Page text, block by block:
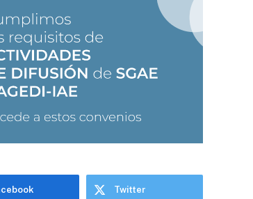
Twitter